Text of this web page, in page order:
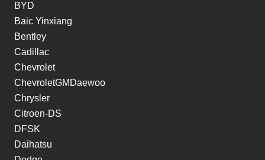
BYD
Baic Yinxiang
Bentley
Cadillac
Chevrolet
ChevroletGMDaewoo
Chrysler
Citroen-DS
DFSK
Daihatsu